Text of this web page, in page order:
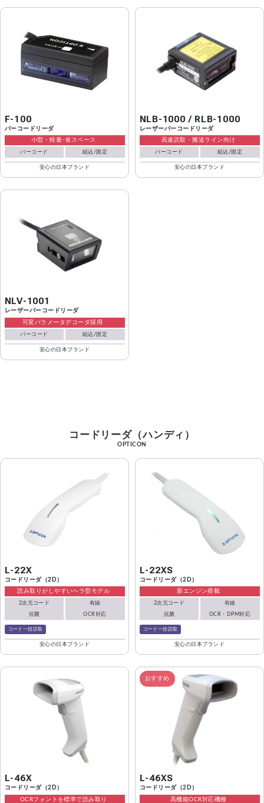
F-100
バーコードリーダ
小型・軽量･省スペース
バーコード 組込/固定
安心の日本ブランド
NLB-1000 / RLB-1000
レーザーバーコードリーダ
高速読取・搬送ライン向け
バーコード 組込/固定
安心の日本ブランド
NLV-1001
レーザーバーコードリーダ
可変パラメータデコーダ採用
バーコード 組込/固定
安心の日本ブランド
コードリーダ（ハンディ）
OPTICON
L-22X
コードリーダ（2D）
読み取りがしやすいヘラ型モデル
2次元コード 有線
抗菌 OCR対応
コード一括読取
安心の日本ブランド
L-22XS
コードリーダ（2D）
新エンジン搭載
2次元コード 有線
抗菌 OCR・DPM対応
コード一括読取
安心の日本ブランド
L-46X
コードリーダ（2D）
OCRフォントを標準で読み取り
おすすめ
L-46XS
コードリーダ（2D）
高機能OCR対応機種